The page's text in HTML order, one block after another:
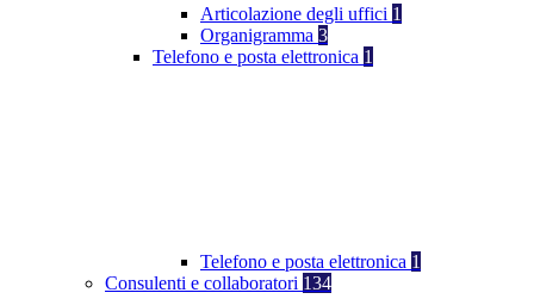
Articolazione degli uffici 1
Organigramma 3
Telefono e posta elettronica 1
Telefono e posta elettronica 1
Consulenti e collaboratori 134